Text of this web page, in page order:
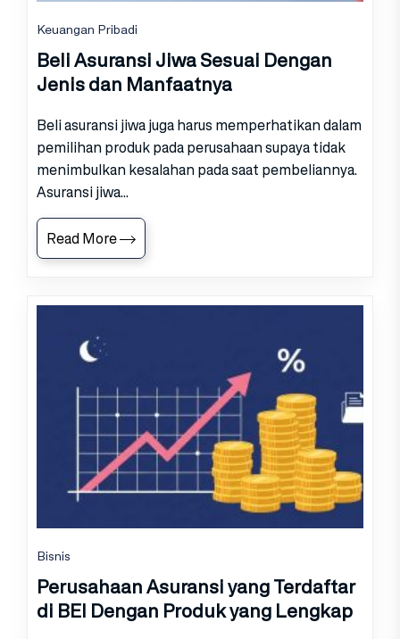
Keuangan Pribadi
Beli Asuransi Jiwa Sesuai Dengan
Jenis dan Manfaatnya
Beli asuransi jiwa juga harus memperhatikan dalam
pemilihan produk pada perusahaan supaya tidak
menimbulkan kesalahan pada saat pembeliannya.
Asuransi jiwa...
Read More
Bisnis
Perusahaan Asuransi yang Terdaftar
di BEI Dengan Produk yang Lengkap